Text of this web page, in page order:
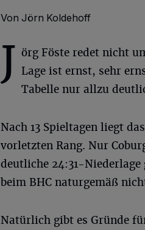
Von Jörn Koldehoff
J örg Föste redet nicht
Lage ist ernst, sehr
Tabelle nur allzu
Nach 13 Spieltagen liegt
vorletzten Rang. Nur
deutliche 24:31-Niederlage
beim BHC naturgemäß
Natürlich gibt es Gründe